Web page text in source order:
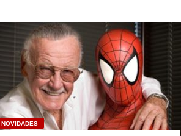
NOVIDADES